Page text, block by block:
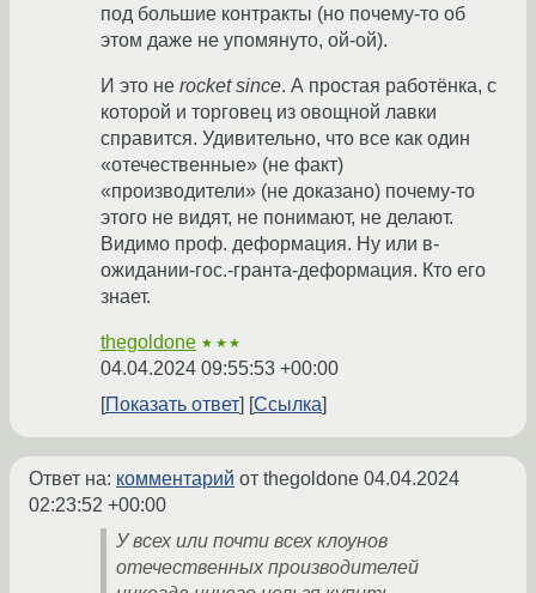
под большие контракты (но почему-то об
этом даже не упомянуто, ой-ой).
И это не rocket since. А простая работёнка, с
которой и торговец из овощной лавки
справится. Удивительно, что все как один
«отечественные» (не факт)
«производители» (не доказано) почему-то
этого не видят, не понимают, не делают.
Видимо проф. деформация. Ну или в-
ожидании-гос.-гранта-деформация. Кто его
знает.
thegoldone ★★★
04.04.2024 09:55:53 +00:00
Показать ответ
Ссылка
Ответ на: комментарий от thegoldone 04.04.2024
02:23:52 +00:00
У всех или почти всех клоунов
отечественных производителей